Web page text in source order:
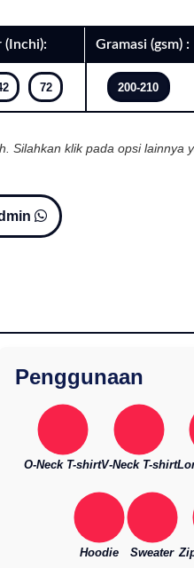
(Inchi):
72
Gramasi (gsm) :
200-210
Silahkan klik pada opsi lainnya
Penggunaan
O-Neck T-shirtV-Neck T-shirt
Hoodie Sweater